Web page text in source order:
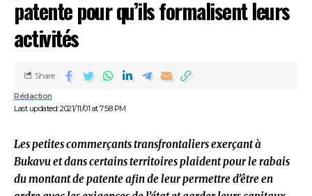
patente pour qu’ils formalisent leurs
activités
Last updated: 2021/11/01 at 7:58 PM
Rédaction
Share
Les petites commerçants transfrontaliers exerçant à
Bukavu et dans certains territoires plaident pour le rabais
du montant de patente afin de leur permettre d’être en